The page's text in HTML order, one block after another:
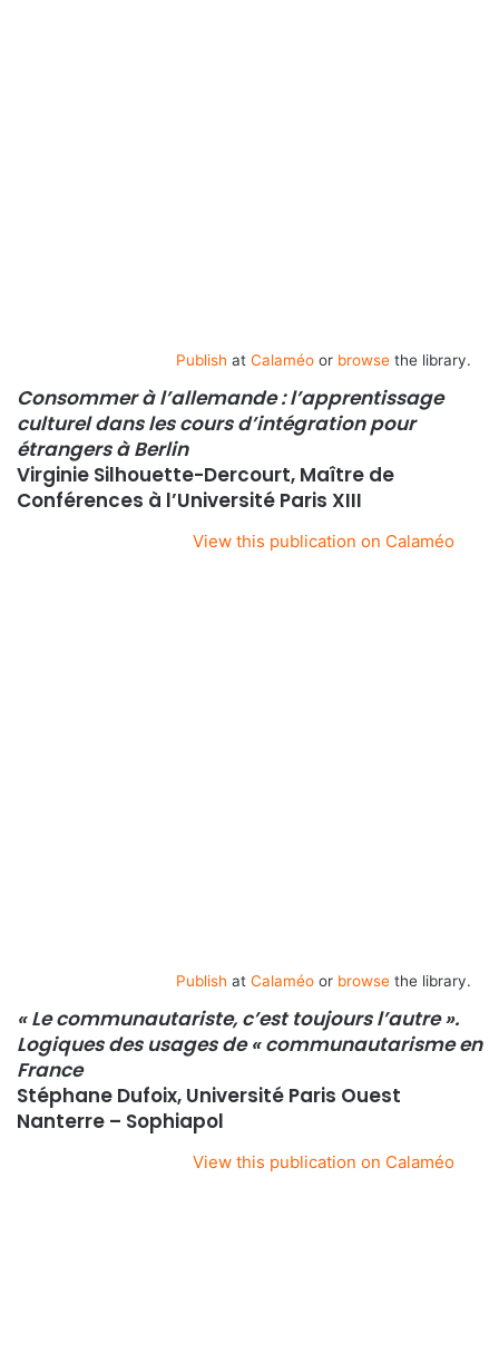
Publish at Calaméoor browsethe library.
Consommer à l’allemande : l’apprentissage
culturel dans les cours d’intégration pour
étrangers à Berlin
Virginie Silhouette-Dercourt, Maître de
Conférences à l’Université Paris XIII
View this publication on Calaméo
Publish at Calaméoor browsethe library.
« Le communautariste, c’est toujours l’autre ».
Logiques des usages de « communautarisme en
France
Stéphane Dufoix, Université Paris Ouest
Nanterre – Sophiapol
View this publication on Calaméo